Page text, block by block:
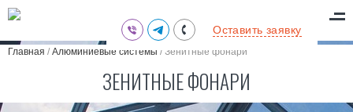
(095) 711-77-47
(097) 773-73-71
Оставить заявку
Главная / Алюминиевые системы / Зенитные фонари
ЗЕНИТНЫЕ ФОНАРИ